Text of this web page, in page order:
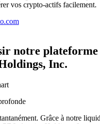
vos crypto-actifs facilement.
notre plateforme
Inc.
Grâce à notre